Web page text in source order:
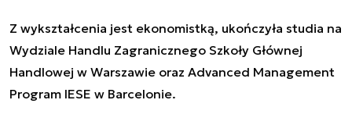
Z wykształcenia jest ekonomistką, ukończyła studia na
Wydziale Handlu Zagranicznego Szkoły Głównej
Handlowej w Warszawie oraz Advanced Management
Program IESE w Barcelonie.